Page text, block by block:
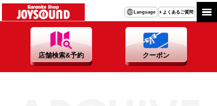
Language よくあるご質問
店舗検索&予約 クーポン